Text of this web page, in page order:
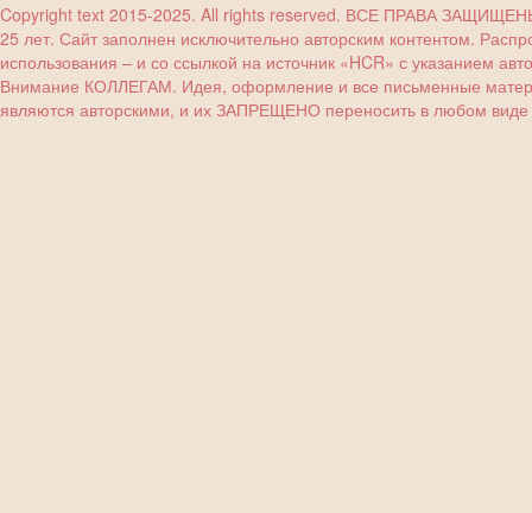
Copyright text 2015-2025. All rights reserved. ВСЕ ПРАВА
25 лет. Сайт заполнен исключительно авторским контентом.
использования – и со ссылкой на источник «HCR» с указанием
Внимание КОЛЛЕГАМ. Идея, оформление и все письменные
являются авторскими, и их ЗАПРЕЩЕНО переносить в любом виде